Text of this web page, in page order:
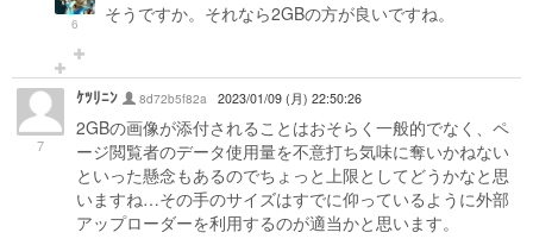
6 そうですか。それなら2GBの方が良いですね。
7
ｹﾂﾘﾆﾝ 8d72b5f82a 2023/01/09 (月) 22:50:26
2GBの画像が添付されることはおそらく一般的でなく、ペ
ージ閲覧者のデータ使用量を不意打ち気味に奪いかねない
といった懸念もあるのでちょっと上限としてどうかなと思
いますね…その手のサイズはすでに仰っているように外部
アップローダーを利用するのが適当かと思います。